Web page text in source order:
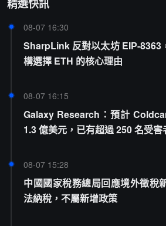
精選快訊
08-07 16:30
SharpLink 反對以太坊 EIP-8363
構選擇 ETH 的核心理由
08-07 16:15
Galaxy Research：預計
1.3 億美元，已有超過 250 名受害
08-07 15:28
中國國家稅務總局回應境外徵稅
法納稅，不屬新增政策